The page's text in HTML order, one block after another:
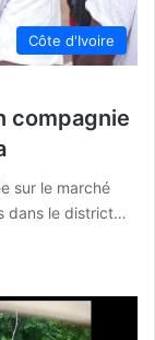
Côte d'Ivoire
compagnie
sur le marché
dans le district…